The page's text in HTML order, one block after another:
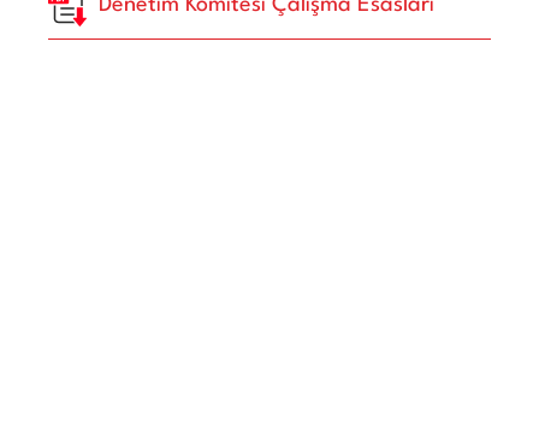
Denetim Komitesi Çalışma Esasları